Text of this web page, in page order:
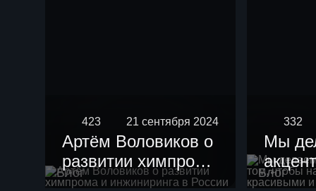
Блог
423 21 сентября 2024
Артём Воловиков о
развитии химпрома
и инжиниринга в
Блог
332
Мы